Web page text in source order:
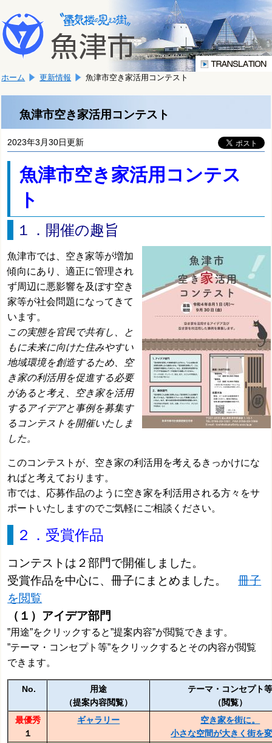
文
へ
移
ま
す。
こ
か
文
ホーム 更新情報 魚津市空き家活用コンテスト
魚津市空き家活用コンテスト
2023年3月30日更新
魚津市空き家活用コンテス
ト
１．開催の趣旨
魚津市では、空き家等が増加
傾向にあり、適正に管理され
ず周辺に悪影響を及ぼす空き
家等が社会問題になってきて
います。
この実態を官民で共有し、と
もに未来に向けた住みやすい
地域環境を創造するため、空
き家の利活用を促進する必要
があると考え、空き家を活用
するアイデアと事例を募集す
るコンテストを開催いたしま
した。
このコンテストが、空き家の利活用を考えるきっかけにな
ればと考えております。
市では、応募作品のように空き家を利活用される方々をサ
ポートいたしますのでご気軽にご相談ください。
２．受賞作品
コンテストは２部門で開催しました。
受賞作品を中心に、冊子にまとめました。冊子
を閲覧
（１）アイデア部門
”用途”をクリックすると”提案内容”が閲覧できます。
”テーマ・コンセプト等”をクリックするとその内容が閲覧
できます。
No.
用途
（提案内容閲覧）
テーマ・コンセプト
（閲覧）
最優秀
１
ギャラリー
空き家を街に。
小さな空間が大きく街を